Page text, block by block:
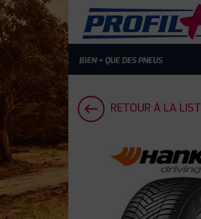
BIEN + QUE DES PNEUS
RETOUR À LA